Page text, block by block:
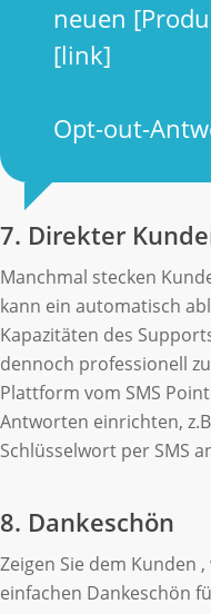
neuen
[link]
Opt-out-
7. Direkter
Manchmal stecken
kann ein automatisch
Kapazitäten des
dennoch professionell
Plattform vom SMS
Antworten einrichten,
Schlüsselwort per SMS
8. Dankeschön
Zeigen Sie dem Kunden
einfachen Dankeschön